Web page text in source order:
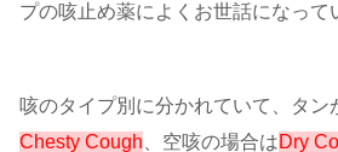
プの咳止め薬によくお世話になって
咳のタイプ別に分かれていて、タン
Chesty Cough 、空咳の場合はDry